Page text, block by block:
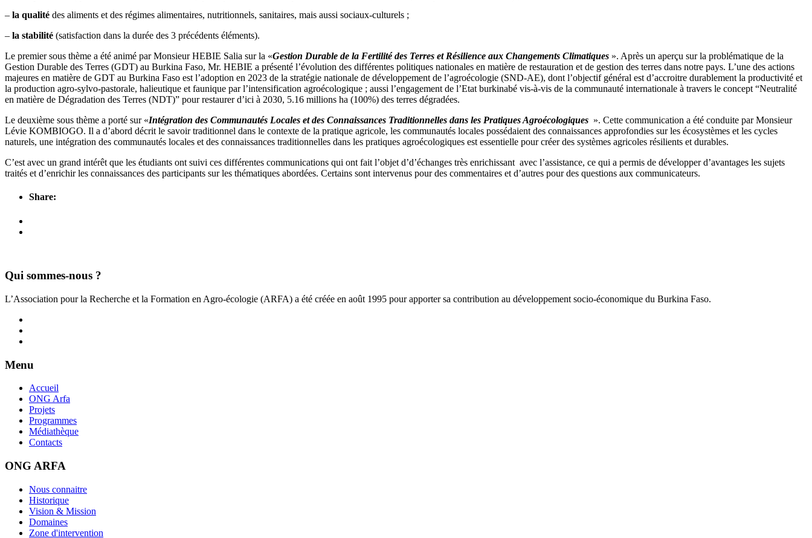
– la qualité des aliments et des régimes alimentaires, nutritionnels, sanitaires, mais aussi sociaux-culturels ;
– la stabilité (satisfaction dans la durée des 3 précédents éléments).
Le premier sous thème a été animé par Monsieur HEBIE Salia sur la «Gestion Durable de la Fertilité des Terres et Résilience aux Changements Climatiques ». Après un aperçu sur la problématique de la
Gestion Durable des Terres (GDT) au Burkina Faso, Mr. HEBIE a présenté l’évolution des différentes politiques nationales en matière de restauration et de gestion des terres dans notre pays. L’une des actions
majeures en matière de GDT au Burkina Faso est l’adoption en 2023 de la stratégie nationale de développement de l’agroécologie (SND-AE), dont l’objectif général est d’accroitre durablement la productivité et
la production agro-sylvo-pastorale, halieutique et faunique par l’intensification agroécologique ; aussi l’engagement de l’Etat burkinabé vis-à-vis de la communauté internationale à travers le concept “Neutralité
en matière de Dégradation des Terres (NDT)” pour restaurer d’ici à 2030, 5.16 millions ha (100%) des terres dégradées.
Le deuxième sous thème a porté sur «Intégration des Communautés Locales et des Connaissances Traditionnelles dans les Pratiques Agroécologiques ». Cette communication a été conduite par Monsieur
Lévie KOMBIOGO. Il a d’abord décrit le savoir traditionnel dans le contexte de la pratique agricole, les communautés locales possédaient des connaissances approfondies sur les écosystèmes et les cycles
naturels, une intégration des communautés locales et des connaissances traditionnelles dans les pratiques agroécologiques est essentielle pour créer des systèmes agricoles résilients et durables.
C’est avec un grand intérêt que les étudiants ont suivi ces différentes communications qui ont fait l’objet d’d’échanges très enrichissant avec l’assistance, ce qui a permis de développer d’avantages les sujets
traités et d’enrichir les connaissances des participants sur les thématiques abordées. Certains sont intervenus pour des commentaires et d’autres pour des questions aux communicateurs.
Share:
Qui sommes-nous ?
L’Association pour la Recherche et la Formation en Agro-écologie (ARFA) a été créée en août 1995 pour apporter sa contribution au développement socio-économique du Burkina Faso.
Menu
Accueil
ONG Arfa
Projets
Programmes
Médiathèque
Contacts
ONG ARFA
Nous connaitre
Historique
Vision & Mission
Domaines
Zone d'intervention